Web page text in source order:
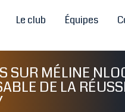
Le club Équipes
SUR MÉLINE
DE LA